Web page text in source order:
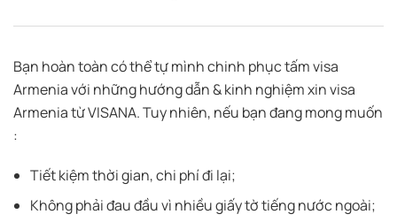
Bạn hoàn toàn có thể tự mình chinh phục tấm visa
Armenia với những hướng dẫn & kinh nghiệm xin visa
Armeniatừ VISANA. Tuy nhiên, nếu bạn đang mong muốn
:
Tiết kiệm thời gian, chi phí đi lại;
Không phải đau đầu vì nhiều giấy tờ tiếng nước ngoài;